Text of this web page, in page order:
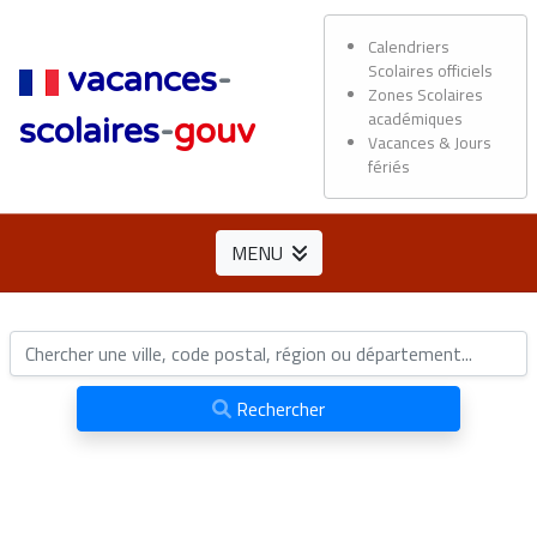
vacances-
scolaires-gouv
Calendriers
Scolaires officiels
Zones Scolaires
académiques
Vacances & Jours
fériés
MENU
Rechercher